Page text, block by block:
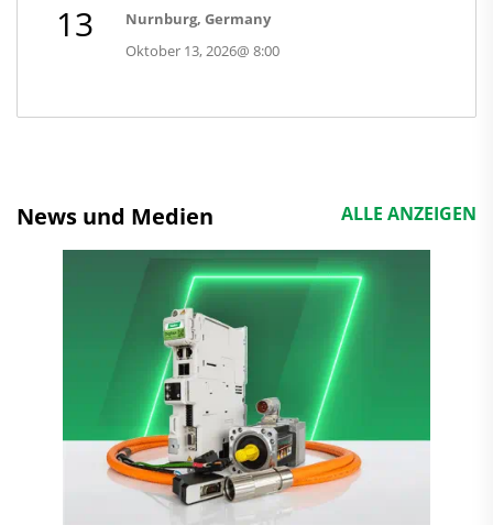
13
Oktober 13, 2026@8:00
Nurnburg, Germany
News und Medien ALLE ANZEIGEN